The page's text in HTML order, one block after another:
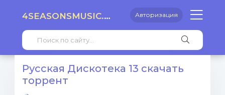
4SEASONSMUSIC.RU Авторизация
Русская Дискотека 13 скачать
торрент